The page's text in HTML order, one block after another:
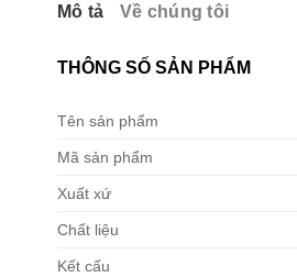
Mô tả Về chúng tôi
THÔNG SỐ SẢN PHẨM
Tên sản phẩm
Mã sản phẩm
Xuất xứ
Chất liệu
Kết cấu